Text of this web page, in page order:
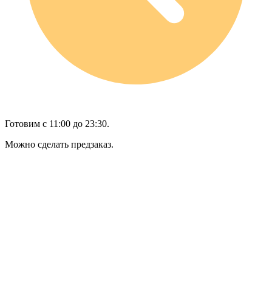
Готовим с 11:00 до 23:30.
Можно сделать предзаказ.